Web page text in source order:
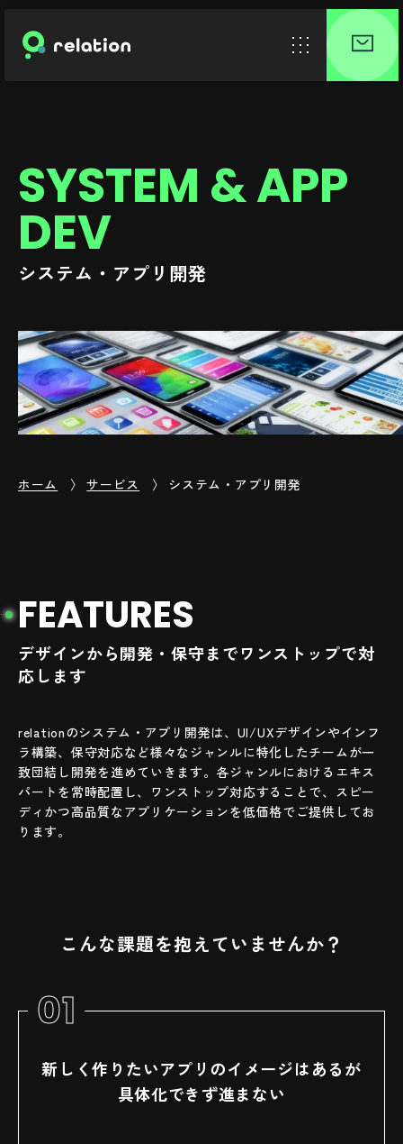
システム・アプリ開発
SYSTEM & APP
DEV
ホーム サービス システム・アプリ開発
デザインから開発・保守までワンストップで対
応します
FEATURES
relationのシステム・アプリ開発は、UI/UXデザインやインフ
ラ構築、保守対応など様々なジャンルに特化したチームが一
致団結し開発を進めていきます。各ジャンルにおけるエキス
パートを常時配置し、ワンストップ対応することで、スピー
ディかつ高品質なアプリケーションを低価格でご提供してお
ります。
こんな課題を抱えていませんか？
01
新しく作りたいアプリのイメージはあるが
具体化できず進まない